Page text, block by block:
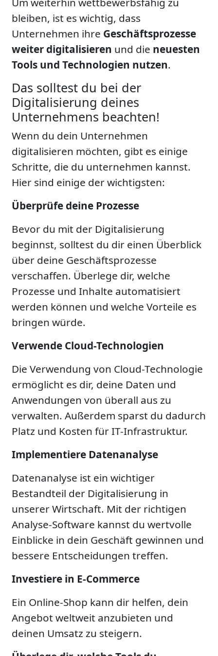
bleiben, ist es wichtig, dass
Unternehmen ihre Geschäftsprozesse
weiter digitalisieren und die neuesten
Tools und Technologien nutzen.
Das solltest du bei der
Digitalisierung deines
Unternehmens beachten!
Wenn du dein Unternehmen
digitalisieren möchten, gibt es einige
Schritte, die du unternehmen kannst.
Hier sind einige der wichtigsten:
Überprüfe deine Prozesse
Bevor du mit der Digitalisierung
beginnst, solltest du dir einen Überblick
über deine Geschäftsprozesse
verschaffen. Überlege dir, welche
Prozesse und Inhalte automatisiert
werden können und welche Vorteile es
bringen würde.
Verwende Cloud-Technologien
Die Verwendung von Cloud-Technologie
ermöglicht es dir, deine Daten und
Anwendungen von überall aus zu
verwalten. Außerdem sparst du dadurch
Platz und Kosten für IT-Infrastruktur.
Implementiere Datenanalyse
Datenanalyse ist ein wichtiger
Bestandteil der Digitalisierung in
unserer Wirtschaft. Mit der richtigen
Analyse-Software kannst du wertvolle
Einblicke in dein Geschäft gewinnen und
bessere Entscheidungen treffen.
Investiere in E-Commerce
Ein Online-Shop kann dir helfen, dein
Angebot weltweit anzubieten und
deinen Umsatz zu steigern.